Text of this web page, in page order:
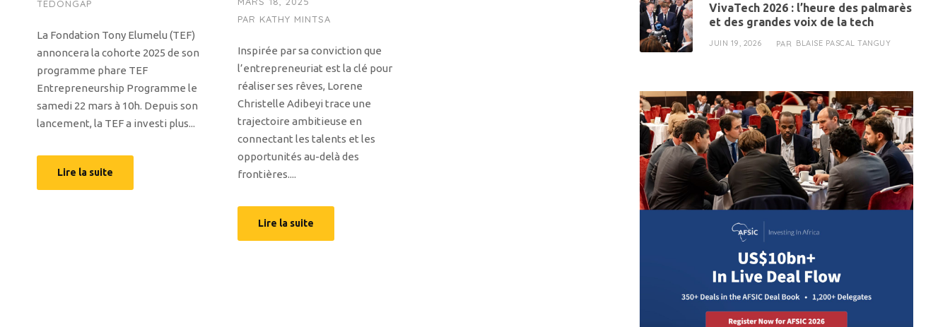
TÉDONGAP
La Fondation Tony Elumelu (TEF)
annoncera la cohorte 2025 de son
programme phare TEF
Entrepreneurship Programme le
samedi 22 mars à 10h. Depuis son
lancement, la TEF a investi plus...
Lire la suite
PAR KATHY MINTSA
Inspirée par sa conviction que
l’entrepreneuriat est la clé pour
réaliser ses rêves, Lorene
Christelle Adibeyi trace une
trajectoire ambitieuse en
connectant les talents et les
opportunités au-delà des
frontières....
Lire la suite
VivaTech 2026 : l’heure des palmarès
et des grandes voix de la tech
JUIN 19, 2026 PAR BLAISE PASCAL TANGUY